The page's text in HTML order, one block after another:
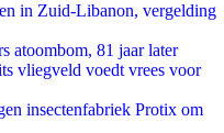
in Zuid-Libanon, vergelding
atoombom, 81 jaar later
vliegveld voedt vrees voor
insectenfabriek Protix om